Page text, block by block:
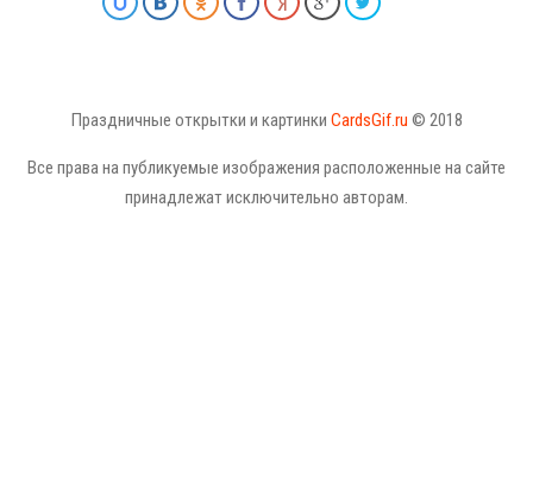
Праздничные открытки и картинки CardsGif.ru © 2018
Все права на публикуемые изображения расположенные на сайте
принадлежат исключительно авторам.